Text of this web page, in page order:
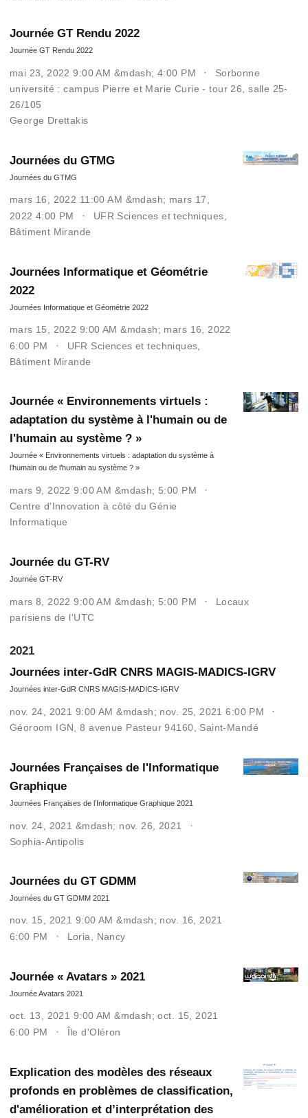
Journée GT Rendu 2022
Journée GT Rendu 2022
mai 23, 2022 9:00 AM &mdash; 4:00 PM
Sorbonne
université : campus Pierre et Marie Curie - tour 26, salle 25-
26/105
George Drettakis
Journées du GTMG
Journées du GTMG
mars 16, 2022 11:00 AM &mdash; mars 17,
2022 4:00 PM
UFR Sciences et techniques,
Bâtiment Mirande
Journées Informatique et Géométrie
2022
Journées Informatique et Géométrie 2022
mars 15, 2022 9:00 AM &mdash; mars 16, 2022
6:00 PM
UFR Sciences et techniques,
Bâtiment Mirande
Journée « Environnements virtuels :
adaptation du système à l'humain ou de
l'humain au système ? »
Journée « Environnements virtuels : adaptation du système à
l’humain ou de l’humain au système ? »
mars 9, 2022 9:00 AM &mdash; 5:00 PM
Centre d'Innovation à côté du Génie
Informatique
Journée du GT-RV
Journée GT-RV
mars 8, 2022 9:00 AM &mdash; 5:00 PM
Locaux
parisiens de l'UTC
2021
Journées inter-GdR CNRS MAGIS-MADICS-IGRV
Journées inter-GdR CNRS MAGIS-MADICS-IGRV
nov. 24, 2021 9:00 AM &mdash; nov. 25, 2021 6:00 PM
Géoroom IGN, 8 avenue Pasteur 94160, Saint-Mandé
Journées Françaises de l'Informatique
Graphique
Journées Françaises de l’Informatique Graphique 2021
nov. 24, 2021 &mdash; nov. 26, 2021
Sophia-Antipolis
Journées du GT GDMM
Journées du GT GDMM 2021
nov. 15, 2021 9:00 AM &mdash; nov. 16, 2021
6:00 PM
Loria, Nancy
Journée « Avatars » 2021
Journée Avatars 2021
oct. 13, 2021 9:00 AM &mdash; oct. 15, 2021
6:00 PM
Île d'Oléron
Explication des modèles des réseaux
profonds en problèmes de classification,
d'amélioration et d’interprétation des